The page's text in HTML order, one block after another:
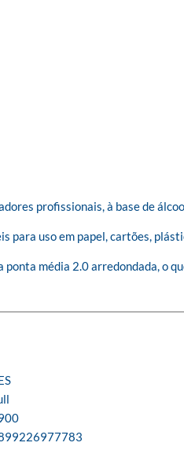
profissionais, à base de
para uso em papel, cartões,
ponta média 2.0 arredondada,